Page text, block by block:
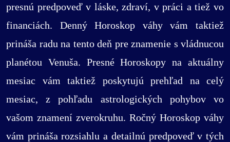
presnú predpoveď v láske, zdraví, v práci a tiež vo
financiách. Denný Horoskop váhy vám taktiež
prináša radu na tento deň pre znamenie s vládnucou
planétou Venuša. Presné Horoskopy na aktuálny
mesiac vám taktiež poskytujú prehľad na celý
mesiac, z pohľadu astrologických pohybov vo
vašom znamení zverokruhu. Ročný Horoskop váhy
vám prináša rozsiahlu a detailnú predpoveď v tých